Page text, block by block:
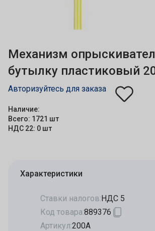
Механизм
бутылку пластиковый
Авторизуйтесь для заказа
Наличие:
Всего: 1721 шт
НДС 22: 0 шт
Характеристики
Ставки налогов:НДС 5
Код товара:889376
Артикул:200А